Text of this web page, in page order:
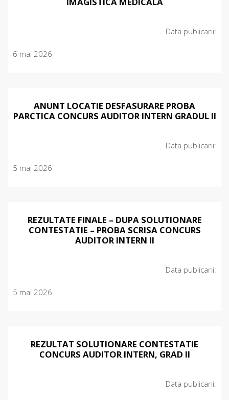
Data publicarii:
6 mai 2026
ANUNT LOCATIE DESFASURARE PROBA
PARCTICA CONCURS AUDITOR INTERN GRADUL II
Data publicarii:
5 mai 2026
REZULTATE FINALE – DUPA SOLUTIONARE
CONTESTATIE – PROBA SCRISA CONCURS
AUDITOR INTERN II
Data publicarii:
5 mai 2026
REZULTAT SOLUTIONARE CONTESTATIE
CONCURS AUDITOR INTERN, GRAD II
Data publicarii: